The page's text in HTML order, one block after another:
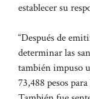
establecer su
“Después de
determinar las
también impuso
73,488 pesos